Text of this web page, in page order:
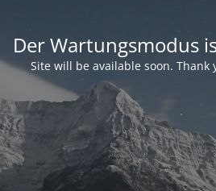
Der Wartungsmodus
Site will be available soon. Thank